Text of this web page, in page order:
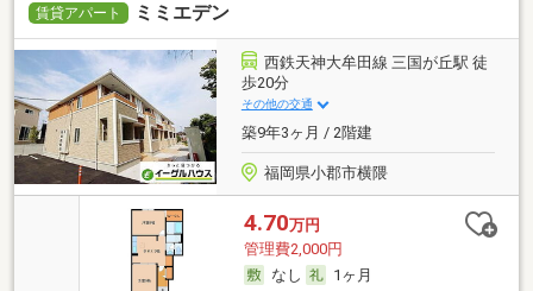
賃貸アパート ミミエデン
西鉄天神大牟田線 三国が丘駅 徒
歩20分
その他の交通
築9年3ヶ月 / 2階建
福岡県小郡市横隈
4.70万円
管理費2,000円
なし
1ヶ月